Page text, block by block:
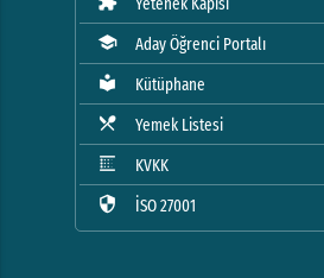
school
Aday Öğrenci Portalı
local_library
Kütüphane
local_dining
Yemek Listesi
blur_linear
KVKK
security
İSO 27001